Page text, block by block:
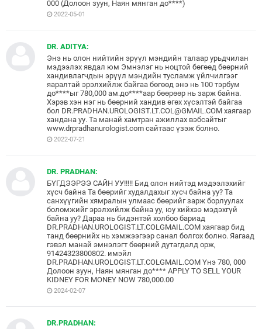
000 (Долоон зуун, Наян мянган до****)
2022-05-01
DR. ADITYA:
Энэ нь олон нийтийн эрүүл мэндийн талаар урьдчилан
мэдээлэх явдал юм Эмнэлэг нь ноцтой бөгөөд бөөрний
хандивлагчдын эрүүл мэндийн тусламж үйлчилгээг
яаралтай эрэлхийлж байгаа бөгөөд энэ нь 100 тэрбум
до****ыг 780,000 ам.до****аар бөөрөөр нь зарж байна.
Хэрэв хэн нэг нь бөөрний хандив өгөх хүсэлтэй байгаа
бол DR.PRADHAN.UROLOGIST.LT.COL@GMAIL.COM хаягаар
хандана уу. Та манай хамтран ажиллах вэбсайтыг
www.drpradhanurologist.com сайтаас үзэж болно.
2022-07-21
DR. PRADHAN:
БҮГДЭЭРЭЭ САЙН УУ!!!!! Бид олон нийтэд мэдээлэхийг
хүсч байна Та бөөрийг худалдахыг хүсч байна уу? Та
санхүүгийн хямралын улмаас бөөрийг зарж борлуулах
боломжийг эрэлхийлж байна уу, юу хийхээ мэдэхгүй
байна уу? Дараа нь бидэнтэй холбоо бариад
DR.PRADHAN.UROLOGIST.LT.COLGMAIL.COM хаягаар бид
танд бөөрнийх нь хэмжээгээр санал болгох болно. Яагаад
гэвэл манай эмнэлэгт бөөрний дутагдалд орж,
91424323800802. имэйл
DR.PRADHAN.UROLOGIST.LT.COLGMAIL.COM Yнэ 780, 000
Долоон зуун, Наян мянган до**** APPLY TO SELL YOUR
KIDNEY FOR MONEY NOW 780,000.00
2024-02-07
DR.PRADHAN: